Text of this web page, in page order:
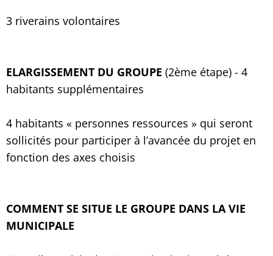
3 riverains volontaires
ELARGISSEMENT DU GROUPE (2ème étape) - 4
habitants supplémentaires
4 habitants « personnes ressources » qui seront
sollicités pour participer à l’avancée du projet en
fonction des axes choisis
COMMENT SE SITUE LE GROUPE DANS LA VIE
MUNICIPALE